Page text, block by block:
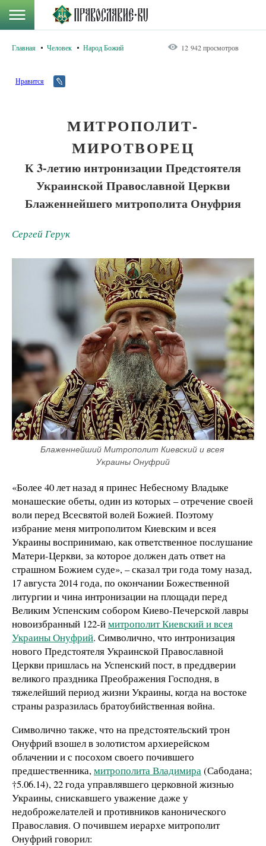
Главная Человек Народ Божий 12 942 просмотров
Нравится
МИТРОПОЛИТ-
МИРОТВОРЕЦ
К 3-летию интронизации Предстоятеля
Украинской Православной Церкви
Блаженнейшего митрополита Онуфрия
Сергей Герук
Блаженнейший Митрополит Киевский и всея
Украины Онуфрий
«Более 40 лет назад я принес Небесному Владыке
монашеские обеты, один из которых – отречение своей
воли перед Всесвятой волей Божией. Поэтому
избрание меня митрополитом Киевским и всея
Украины воспринимаю, как ответственное послушание
Матери-Церкви, за которое должен дать ответ на
страшном Божием суде», – сказал три года тому назад,
17 августа 2014 года, по окончании Божественной
литургии и чина интронизации на площади перед
Великим Успенским собором Киево-Печерской лавры
новоизбранный 122-ймитрополит Киевский и всея
Украины Онуфрий. Символично, что интронизация
нового Предстоятеля Украинской Православной
Церкви пришлась на Успенский пост, в преддверии
великого праздника Преображения Господня, в
тяжелейший период жизни Украины, когда на востоке
страны разразилась братоубийственная война.
Символично также, что на предстоятельский трон
Онуфрий взошел в золотистом архиерейском
облачении и с посохом своего почившего
предшественника,митрополита Владимира(Сабодана;
†5.06.14), 22 года управлявшего церковной жизнью
Украины, снискавшего уважение даже у
недоброжелателей и противников канонического
Православия. О почившем иерархе митрополит
Онуфрий говорил: